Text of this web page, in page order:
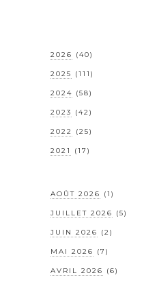
2026 (40)
2025 (111)
2024 (58)
2023 (42)
2022 (25)
2021 (17)
AOÛT 2026 (1)
JUILLET 2026 (5)
JUIN 2026 (2)
MAI 2026 (7)
AVRIL 2026 (6)